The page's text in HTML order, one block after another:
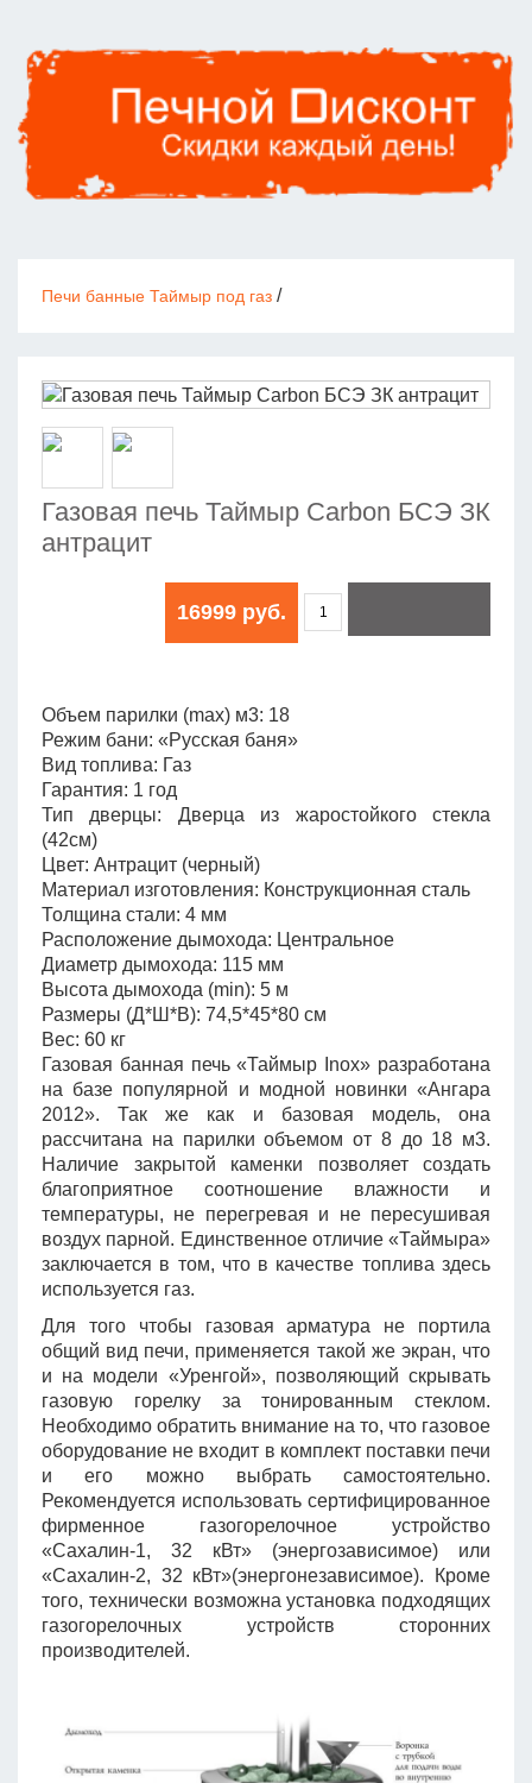
Печи банные Таймыр под газ /
Газовая печь Таймыр Carbon БСЭ ЗК
антрацит
16999 руб.
Объем парилки (max) м3: 18
Режим бани: «Русская баня»
Вид топлива: Газ
Гарантия: 1 год
Тип дверцы: Дверца из жаростойкого стекла
(42см)
Цвет: Антрацит (черный)
Материал изготовления: Конструкционная сталь
Толщина стали: 4 мм
Расположение дымохода: Центральное
Диаметр дымохода: 115 мм
Высота дымохода (min): 5 м
Размеры (Д*Ш*В): 74,5*45*80 см
Вес: 60 кг
Газовая банная печь «Таймыр Inox» разработана
на базе популярной и модной новинки «Ангара
2012». Так же как и базовая модель, она
рассчитана на парилки объемом от 8 до 18 м3.
Наличие закрытой каменки позволяет создать
благоприятное соотношение влажности и
температуры, не перегревая и не пересушивая
воздух парной. Единственное отличие «Таймыра»
заключается в том, что в качестве топлива здесь
используется газ.
Для того чтобы газовая арматура не портила
общий вид печи, применяется такой же экран, что
и на модели «Уренгой», позволяющий скрывать
газовую горелку за тонированным стеклом.
Необходимо обратить внимание на то, что газовое
оборудование не входит в комплект поставки печи
и его можно выбрать самостоятельно.
Рекомендуется использовать сертифицированное
фирменное газогорелочное устройство
«Сахалин-1, 32 кВт» (энергозависимое) или
«Сахалин-2, 32 кВт»(энергонезависимое). Кроме
того, технически возможна установка подходящих
газогорелочных устройств сторонних
производителей.